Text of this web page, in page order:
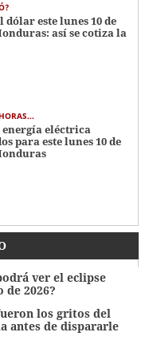
dólar este lunes 10 de
así se cotiza la
energía eléctrica
para este lunes 10 de
ver el eclipse
2026?
los gritos del
antes de dispararle